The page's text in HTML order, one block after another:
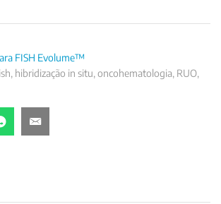
FISH Evolume™
, hibridização in situ, oncohematologia, RUO,